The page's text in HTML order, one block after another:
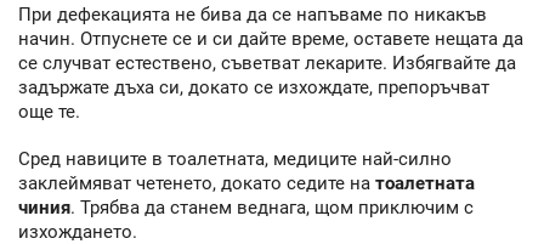
При дефекацията не бива да се напъваме по никакъв
начин. Отпуснете се и си дайте време, оставете нещата да
се случват естествено, съветват лекарите. Избягвайте да
задържате дъха си, докато се изхождате, препоръчват
още те.
Сред навиците в тоалетната, медиците най-силно
заклеймяват четенето, докато седите на тоалетната
чиния. Трябва да станем веднага, щом приключим с
изхождането.